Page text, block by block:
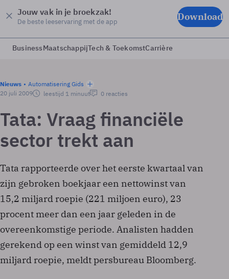
Jouw vak in je broekzak!
De beste leeservaring met de app Download
BusinessMaatschappijTech & ToekomstCarrière
Nieuws
Automatisering Gids
20 juli 2009
leestijd 1 minuut 0 reacties
Tata: Vraag financiële
sector trekt aan
Tata rapporteerde over het eerste kwartaal van
zijn gebroken boekjaar een nettowinst van
15,2 miljard roepie (221 miljoen euro), 23
procent meer dan een jaar geleden in de
overeenkomstige periode. Analisten hadden
gerekend op een winst van gemiddeld 12,9
miljard roepie, meldt persbureau Bloomberg.